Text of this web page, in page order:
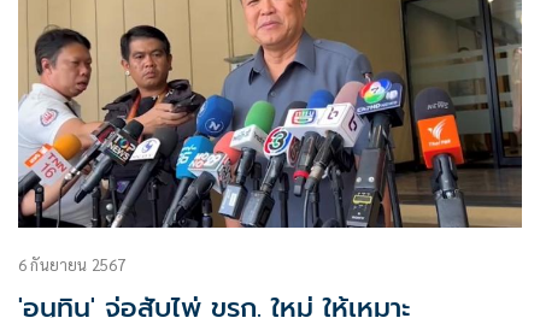
6 กันยายน 2567
'อนุทิน' จ่อสับไพ่ ขรก. ใหม่ ให้เหมาะ